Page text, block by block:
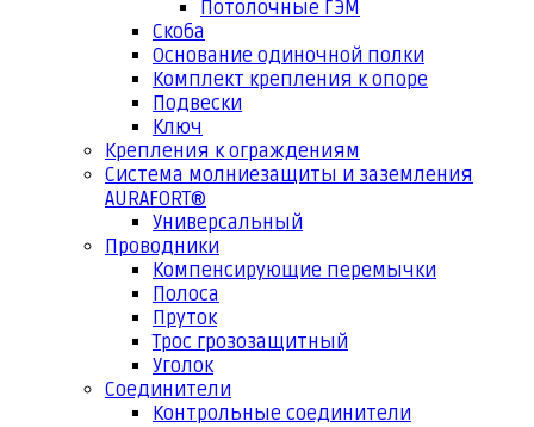
Потолочные ГЭМ
Скоба
Основание одиночной полки
Комплект крепления к опоре
Подвески
Ключ
Крепления к ограждениям
Система молниезащиты и заземления
AURAFORT®
Универсальный
Проводники
Компенсирующие перемычки
Полоса
Пруток
Трос грозозащитный
Уголок
Соединители
Контрольные соединители